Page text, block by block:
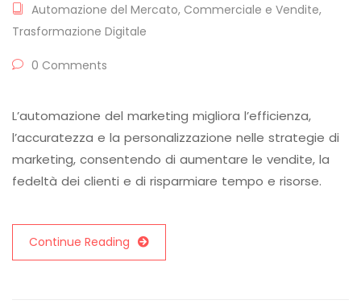
Automazione del Mercato, Commerciale e Vendite,
Trasformazione Digitale
0 Comments
L’automazione del marketing migliora l’efficienza,
l’accuratezza e la personalizzazione nelle strategie di
marketing, consentendo di aumentare le vendite, la
fedeltà dei clienti e di risparmiare tempo e risorse.
Continue Reading